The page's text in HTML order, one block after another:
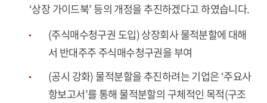
‘상장 가이드북’ 등의 개정을 추진하겠다고 하였습니다.
(주식매수청구권 도입) 상장회사 물적분할에 대해
서 반대주주 주식매수청구권을 부여
(공시 강화) 물적분할을 추진하려는 기업은 ‘주요사
항보고서’를 통해 물적분할의 구체적인 목적(구조